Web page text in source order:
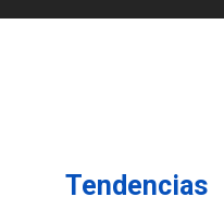
Tendencias